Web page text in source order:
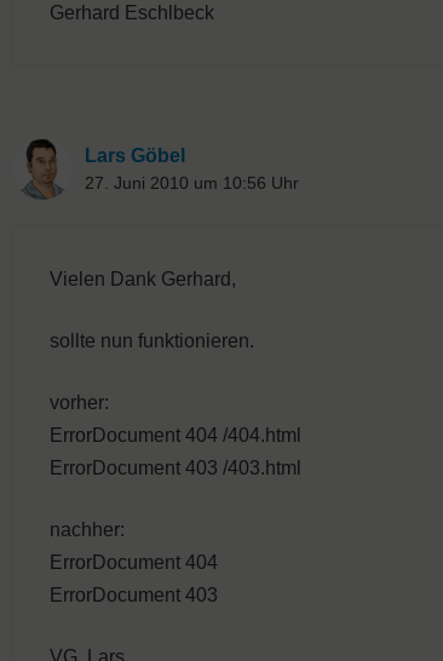
Gerhard Eschlbeck
Lars Göbel
27. Juni 2010 um 10:56 Uhr
Vielen Dank Gerhard,
sollte nun funktionieren.
vorher:
ErrorDocument 404 /404.html
ErrorDocument 403 /403.html
nachher:
ErrorDocument 404
ErrorDocument 403